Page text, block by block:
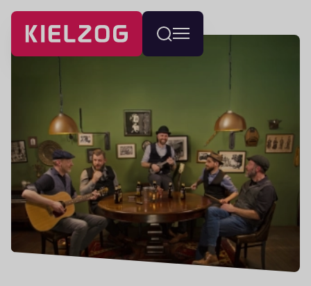
Navigatie
overslaan
Wissel
menu